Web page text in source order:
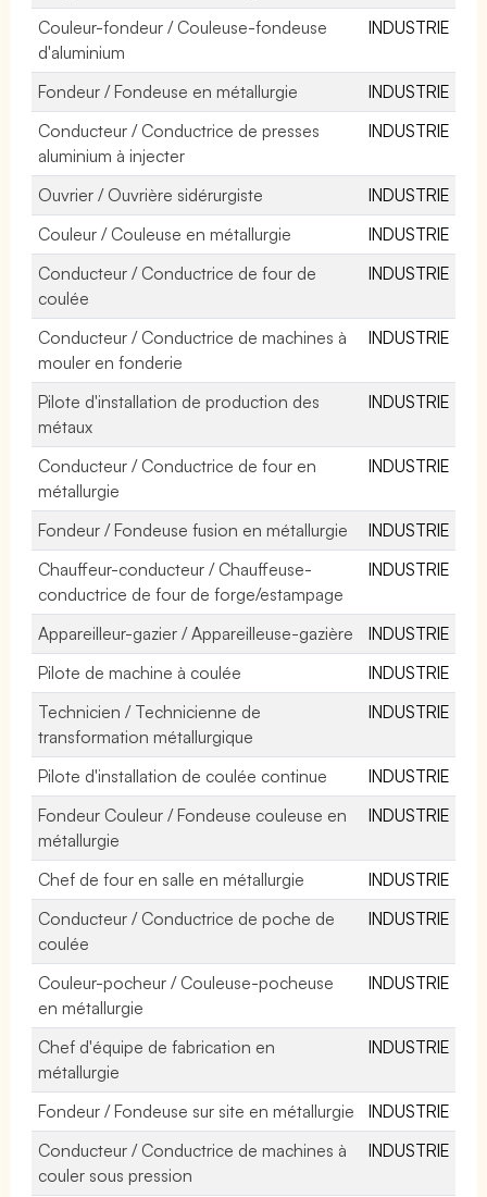
Couleur-fondeur / Couleuse-fondeuse
d'aluminium
INDUSTRIE
Fondeur / Fondeuse en métallurgie
INDUSTRIE
Conducteur / Conductrice de presses
aluminium à injecter
INDUSTRIE
Ouvrier / Ouvrière sidérurgiste
INDUSTRIE
Couleur / Couleuse en métallurgie
INDUSTRIE
Conducteur / Conductrice de four de
coulée
INDUSTRIE
Conducteur / Conductrice de machines à
mouler en fonderie
INDUSTRIE
Pilote d'installation de production des
métaux
INDUSTRIE
Conducteur / Conductrice de four en
métallurgie
INDUSTRIE
Fondeur / Fondeuse fusion en métallurgie
INDUSTRIE
Chauffeur-conducteur / Chauffeuse-
conductrice de four de forge/estampage
INDUSTRIE
Appareilleur-gazier / Appareilleuse-gazière
INDUSTRIE
Pilote de machine à coulée
INDUSTRIE
Technicien / Technicienne de
transformation métallurgique
INDUSTRIE
Pilote d'installation de coulée continue
INDUSTRIE
Fondeur Couleur / Fondeuse couleuse en
métallurgie
INDUSTRIE
Chef de four en salle en métallurgie
INDUSTRIE
Conducteur / Conductrice de poche de
coulée
INDUSTRIE
Couleur-pocheur / Couleuse-pocheuse
en métallurgie
INDUSTRIE
Chef d'équipe de fabrication en
métallurgie
INDUSTRIE
Fondeur / Fondeuse sur site en métallurgie
INDUSTRIE
Conducteur / Conductrice de machines à
couler sous pression
INDUSTRIE